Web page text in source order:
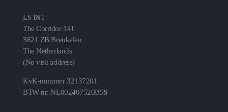
LS INT
The Corridor 14J
3621 ZB Breukelen
The Netherlands
(No visit address)
KvK-nummer 32137201
BTW nr: NL002407520B59